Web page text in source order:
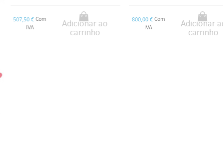
507,50 €Com
Adicionar ao
carrinho
800,00 €Com
Adicionar ao
carrinho